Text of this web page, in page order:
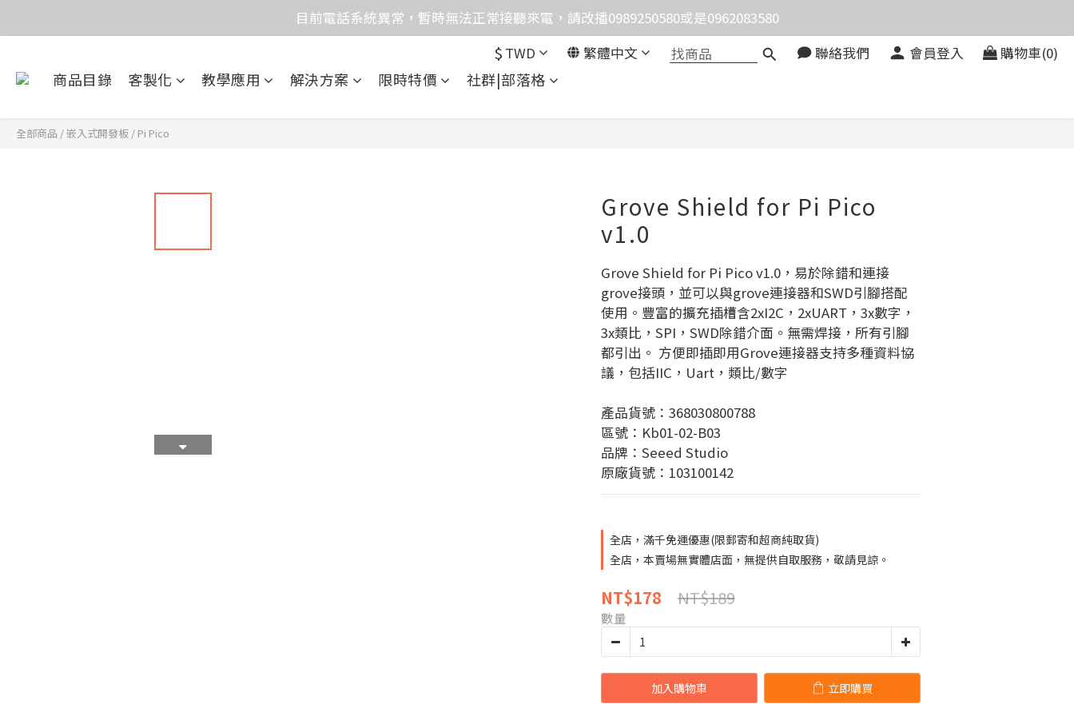
價格均含稅，下單享優惠！歡迎大量採購，由專人提供專案報價。
目前電話系統異常，暫時無法正常接聽來電，請改播0989250580或是0962083580
價格均含稅，下單享優惠！歡迎大量採購，由專人提供專案報價。
$ TWD 繁體中文 聯絡我們 會員登入 購物車(0)
商品目錄 客製化 教學應用 解決方案 限時特價 社群|部落格
全部商品 /嵌入式開發板 / Pi Pico
Grove Shield for Pi Pico
v1.0
Grove Shield for Pi Pico v1.0，易於除錯和連接
grove接頭，並可以與grove連接器和SWD引腳搭配
使用。豐富的擴充插槽含2xI2C，2xUART，3x數字，
3x類比，SPI，SWD除錯介面。無需焊接，所有引腳
都引出。 方便即插即用Grove連接器支持多種資料協
議，包括IIC，Uart，類比/數字
產品貨號：368030800788
區號：Kb01-02-B03
品牌：Seeed Studio
原廠貨號：103100142
全店，滿千免運優惠(限郵寄和超商純取貨)
全店，本賣場無實體店面，無提供自取服務，敬請見諒。
NT$178 NT$189
數量
加入購物車 立即購買